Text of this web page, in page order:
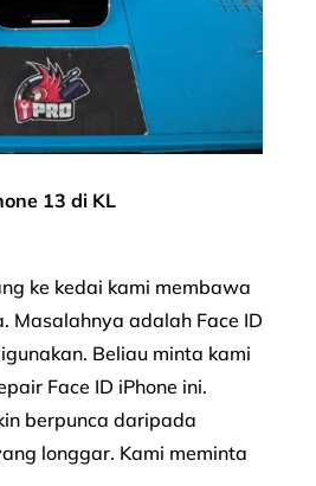
13 di KL
ke kedai kami membawa
Masalahnya adalah Face ID
Beliau minta kami
Face ID iPhone ini.
berpunca daripada
longgar. Kami meminta